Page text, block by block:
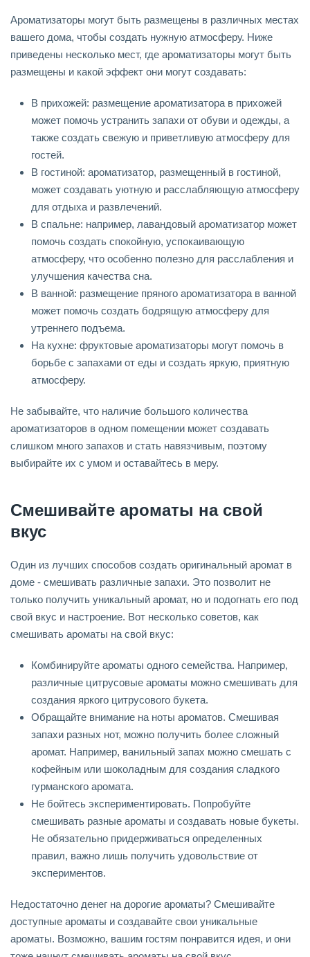
Ароматизаторы могут быть размещены в различных местах
вашего дома, чтобы создать нужную атмосферу. Ниже
приведены несколько мест, где ароматизаторы могут быть
размещены и какой эффект они могут создавать:
В прихожей: размещение ароматизатора в прихожей
может помочь устранить запахи от обуви и одежды, а
также создать свежую и приветливую атмосферу для
гостей.
В гостиной: ароматизатор, размещенный в гостиной,
может создавать уютную и расслабляющую атмосферу
для отдыха и развлечений.
В спальне: например, лавандовый ароматизатор может
помочь создать спокойную, успокаивающую
атмосферу, что особенно полезно для расслабления и
улучшения качества сна.
В ванной: размещение пряного ароматизатора в ванной
может помочь создать бодрящую атмосферу для
утреннего подъема.
На кухне: фруктовые ароматизаторы могут помочь в
борьбе с запахами от еды и создать яркую, приятную
атмосферу.
Не забывайте, что наличие большого количества
ароматизаторов в одном помещении может создавать
слишком много запахов и стать навязчивым, поэтому
выбирайте их с умом и оставайтесь в меру.
Смешивайте ароматы на свой
вкус
Один из лучших способов создать оригинальный аромат в
доме - смешивать различные запахи. Это позволит не
только получить уникальный аромат, но и подогнать его под
свой вкус и настроение. Вот несколько советов, как
смешивать ароматы на свой вкус:
Комбинируйте ароматы одного семейства. Например,
различные цитрусовые ароматы можно смешивать для
создания яркого цитрусового букета.
Обращайте внимание на ноты ароматов. Смешивая
запахи разных нот, можно получить более сложный
аромат. Например, ванильный запах можно смешать с
кофейным или шоколадным для создания сладкого
гурманского аромата.
Не бойтесь экспериментировать. Попробуйте
смешивать разные ароматы и создавать новые букеты.
Не обязательно придерживаться определенных
правил, важно лишь получить удовольствие от
экспериментов.
Недостаточно денег на дорогие ароматы? Смешивайте
доступные ароматы и создавайте свои уникальные
ароматы. Возможно, вашим гостям понравится идея, и они